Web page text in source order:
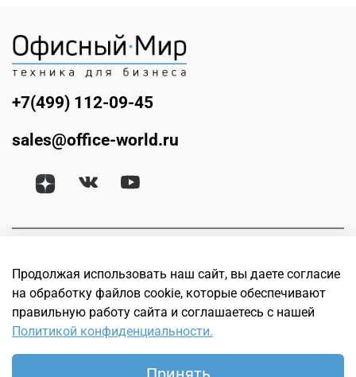
+7(499) 112-09-45
sales@office-world.ru
© Офисный мир. Интернет магазин техники для бизнеса.
Офисное, банковское, торговое и оборудование для
Продолжая использовать наш сайт, вы даете согласие
на обработку файлов cookie, которые обеспечивают
правильную работу сайта и соглашаетесь с нашей
Политикой конфиденциальности.